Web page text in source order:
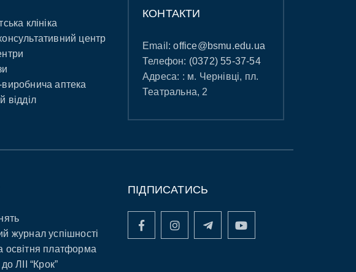
клініка
центр
аптека
відділ
КОНТАКТИ
Email:office@bsmu.edu.ua
Телефон: (0372) 55-37-54
Адреса: : м. Чернівці, пл.
Театральна, 2
журнал успішності
освітня платформа
ЛІІ “Крок”
ПІДПИСАТИСЬ